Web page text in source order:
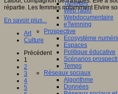
Tablettes
Web radio
Webdocumentaire
eTwinning
Prospective
Ecosystème
Espaces
Politique éducative
Scénarios
Temps
Réseaux sociaux
Algorithme
Données
répartie. Les femmes notamment Elvire
En savoir plus...
Art
Culture
Précédent
1
2
3
4
5